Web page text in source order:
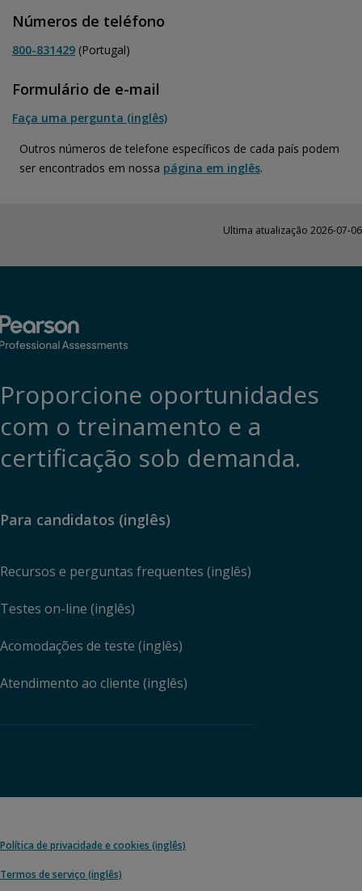
Números de teléfono
800-831429 (Portugal)
Formulário de e-mail
Faça uma pergunta (inglês)
Outros números de telefone específicos de cada país podem
ser encontrados em nossa página em inglês.
Ultima atualização 2026-07-06
Proporcione oportunidades
com o treinamento e a
certificação sob demanda.
Para candidatos (inglês)
Recursos e perguntas frequentes (inglês)
Testes on-line (inglês)
Acomodações de teste (inglês)
Atendimento ao cliente (inglês)
Política de privacidade e cookies (inglês)
Termos de serviço (inglês)